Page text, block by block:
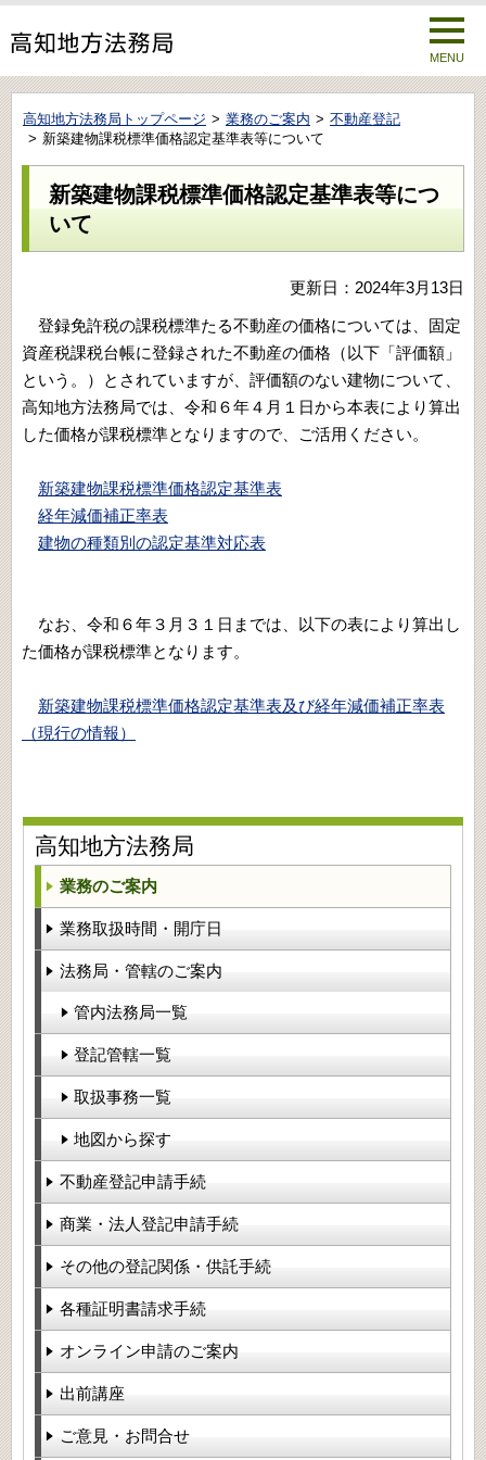
MENU
高知地方法務局トップページ 業務のご案内
不動産登記
新築建物課税標準価格認定基準表等について
新築建物課税標準価格認定基準表等につ
いて
更新日：2024年3月13日
登録免許税の課税標準たる不動産の価格については、固定
資産税課税台帳に登録された不動産の価格（以下「評価額」
という。）とされていますが、評価額のない建物について、
高知地方法務局では、令和６年４月１日から本表により算出
した価格が課税標準となりますので、ご活用ください。
新築建物課税標準価格認定基準表
経年減価補正率表
建物の種類別の認定基準対応表
なお、令和６年３月３１日までは、以下の表により算出し
た価格が課税標準となります。
新築建物課税標準価格認定基準表及び経年減価補正率表
（現行の情報）
高知地方法務局
業務のご案内
業務取扱時間・開庁日
法務局・管轄のご案内
管内法務局一覧
登記管轄一覧
取扱事務一覧
地図から探す
不動産登記申請手続
商業・法人登記申請手続
その他の登記関係・供託手続
各種証明書請求手続
オンライン申請のご案内
出前講座
ご意見・お問合せ